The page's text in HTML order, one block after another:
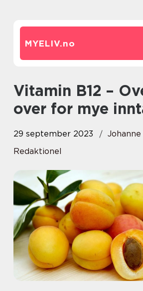
MYELIV.no
Vitamin B12 – Oversikt
over for mye
29 september 2023
Johanne
Redaktionel